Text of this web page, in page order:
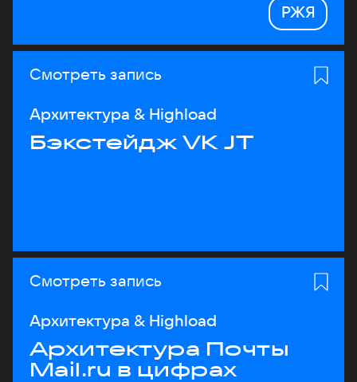
РЖЯ
Смотреть запись
Архитектура & Highload
Бэкстейдж VK JT
Смотреть запись
Архитектура & Highload
Архитектура Почты
Mail.ru в цифрах